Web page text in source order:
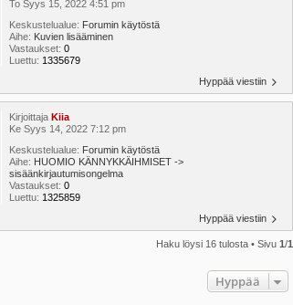
To Syys 15, 2022 4:51 pm
Keskustelualue: Forumin käytöstä
Aihe: Kuvien lisääminen
Vastaukset:0
Luettu: 1335679
Hyppää viestiin
KirjoittajaKiia
Ke Syys 14, 2022 7:12 pm
Keskustelualue: Forumin käytöstä
Aihe: HUOMIO KÄNNYKKÄIHMISET ->
sisäänkirjautumisongelma
Vastaukset:0
Luettu: 1325859
Hyppää viestiin
Haku löysi 16 tulosta • Sivu1/1
Hyppää